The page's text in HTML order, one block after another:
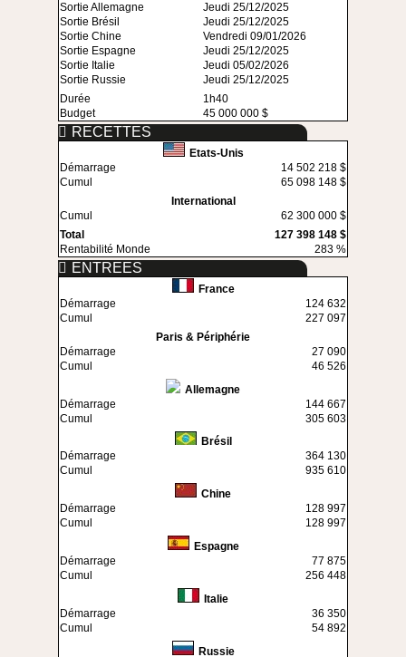
Sortie Allemagne
Jeudi 25/12/2025
Sortie Brésil
Jeudi 25/12/2025
Sortie Chine
Vendredi 09/01/2026
Sortie Espagne
Jeudi 25/12/2025
Sortie Italie
Jeudi 05/02/2026
Sortie Russie
Jeudi 25/12/2025
Durée
1h40
Budget
45 000 000 $
RECETTES
Etats-Unis
Démarrage
14 502 218 $
Cumul
65 098 148 $
International
Cumul
62 300 000 $
Total
127 398 148 $
Rentabilité Monde
283 %
ENTREES
France
Démarrage
124 632
Cumul
227 097
Paris & Périphérie
Démarrage
27 090
Cumul
46 526
Allemagne
Démarrage
144 667
Cumul
305 603
Brésil
Démarrage
364 130
Cumul
935 610
Chine
Démarrage
128 997
Cumul
128 997
Espagne
Démarrage
77 875
Cumul
256 448
Italie
Démarrage
36 350
Cumul
54 892
Russie